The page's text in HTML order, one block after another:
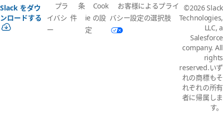
Slack をダウ
ンロードする
プラ
イバシ
ー
条
件
Cook
ie の設
定
お客様によるプライ
バシー設定の選択肢
©2026 Slack
Technologies,
LLC, a
Salesforce
company. All
rights
reserved.いず
れの商標もそ
れぞれの所有
者に帰属しま
す。